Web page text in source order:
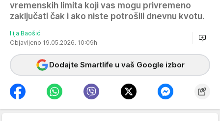
vremenskih limita koji vas mogu privremeno
zaključati čak i ako niste potrošili dnevnu kvotu.
Ilija Baošić
Objavljeno 19.05.2026. 10:09h
Dodajte Smartlife u vaš Google izbor